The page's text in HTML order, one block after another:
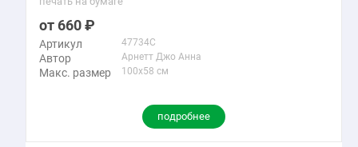
660
Артикул 47734C
Автор Арнетт Джо Анна
Макс. размер 100x58 см
подробнее